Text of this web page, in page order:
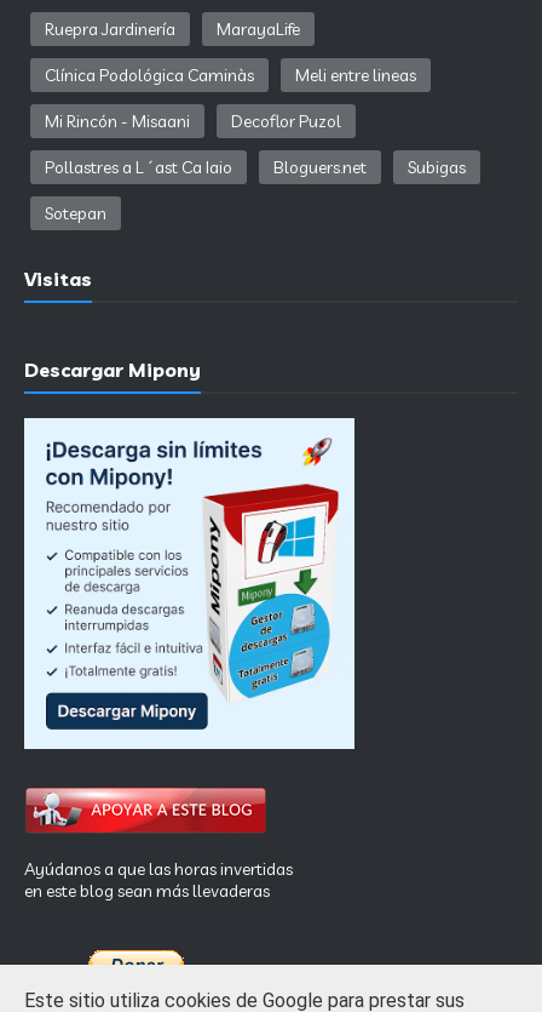
Ruepra Jardinería MarayaLife
Clínica Podológica Caminàs Meli entre lineas
Mi Rincón - Misaani Decoflor Puzol
Pollastres a L´ast Ca Iaio Bloguers.net Subigas
Sotepan
Visitas
Descargar Mipony
Ayúdanos a que las horas invertidas
en este blog sean más llevaderas
Este sitio utiliza cookies de Google para prestar sus